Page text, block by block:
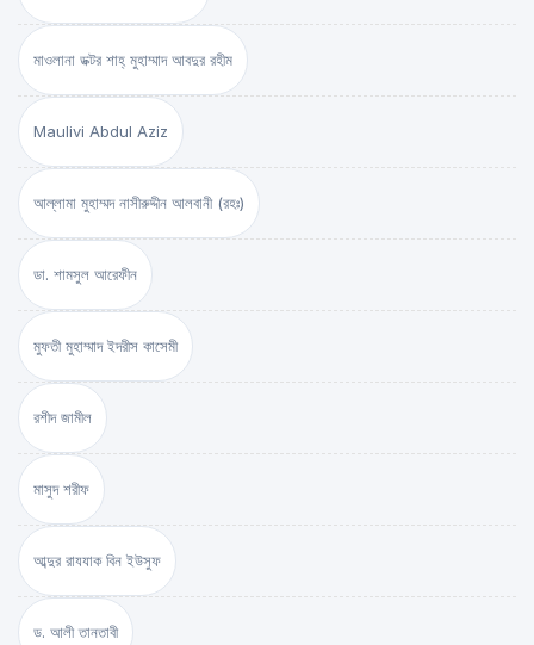
মাওলানা ডক্টর শাহ্‌ মুহাম্মাদ আবদুর রহীম
Maulivi Abdul Aziz
আল্লামা মুহাম্মদ নাসীরুদ্দীন আলবানী (রহঃ)
ডা. শামসুল আরেফীন
মুফতী মুহাম্মাদ ইদরীস কাসেমী
রশীদ জামীল
মাসুদ শরীফ
আব্দুর রাযযাক বিন ইউসুফ
ড. আলী তানতাবী